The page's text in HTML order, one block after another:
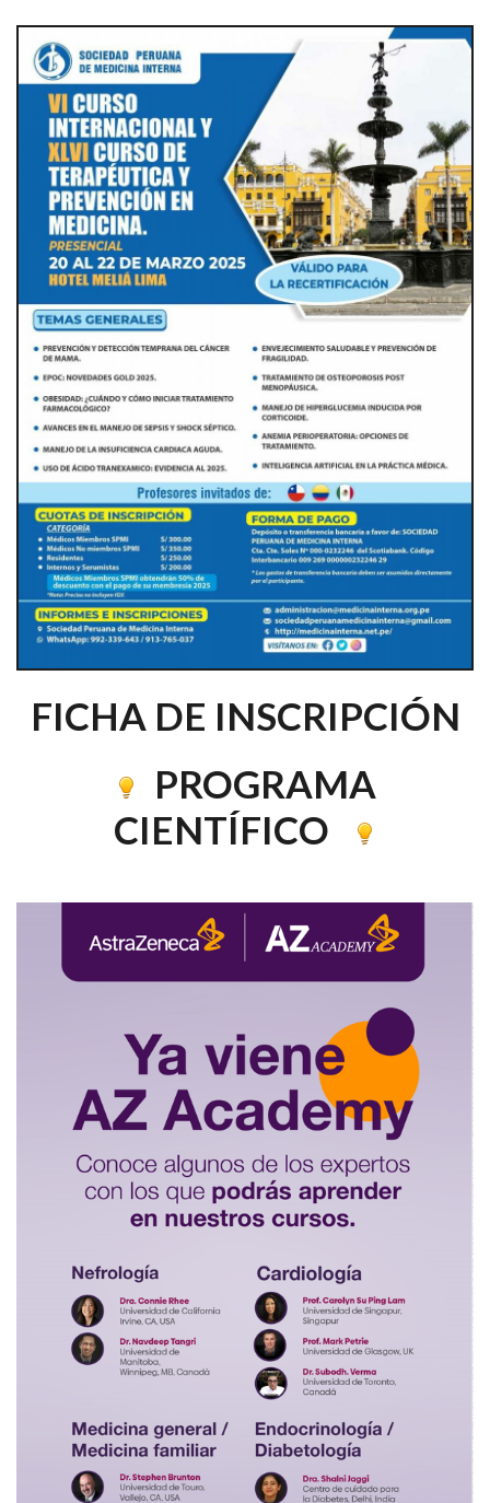
FICHA DE INSCRIPCIÓN
PROGRAMA
CIENTÍFICO